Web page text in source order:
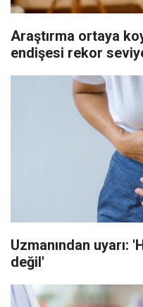
Araştırma ortaya
endişesi rekor
Uzmanından uyarı:
değil'